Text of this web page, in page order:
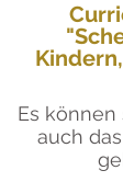
Es können
auch das